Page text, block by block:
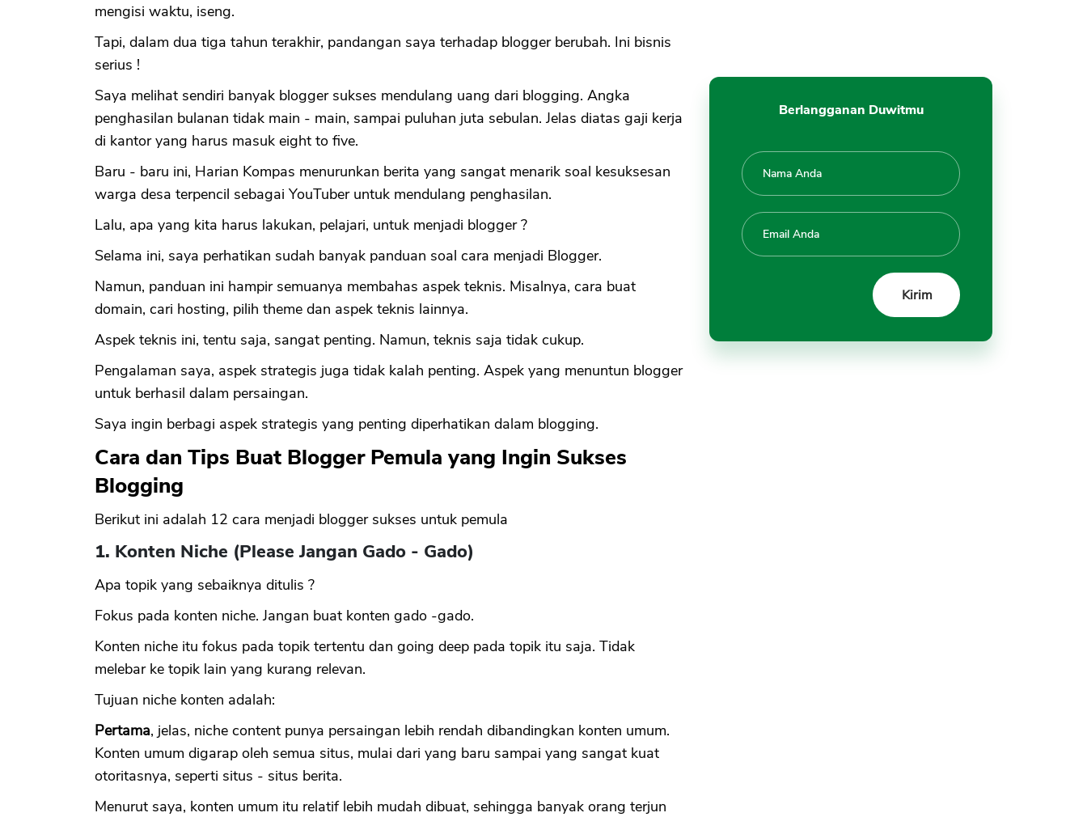
mengisi waktu, iseng.
Tapi, dalam dua tiga tahun terakhir, pandangan saya terhadap blogger berubah. Ini bisnis
serius !
Saya melihat sendiri banyak blogger sukses mendulang uang dari blogging. Angka
penghasilan bulanan tidak main - main, sampai puluhan juta sebulan. Jelas diatas gaji kerja
di kantor yang harus masuk eight to five.
Baru - baru ini, Harian Kompas menurunkan berita yang sangat menarik soal kesuksesan
warga desa terpencil sebagai YouTuber untuk mendulang penghasilan.
Lalu, apa yang kita harus lakukan, pelajari, untuk menjadi blogger ?
Selama ini, saya perhatikan sudah banyak panduan soal cara menjadi Blogger.
Namun, panduan ini hampir semuanya membahas aspek teknis. Misalnya, cara buat
domain, cari hosting, pilih theme dan aspek teknis lainnya.
Aspek teknis ini, tentu saja, sangat penting. Namun, teknis saja tidak cukup.
Pengalaman saya, aspek strategis juga tidak kalah penting. Aspek yang menuntun blogger
untuk berhasil dalam persaingan.
Saya ingin berbagi aspek strategis yang penting diperhatikan dalam blogging.
Cara dan Tips Buat Blogger Pemula yang Ingin Sukses
Blogging
Berikut ini adalah 12 cara menjadi blogger sukses untuk pemula
1. Konten Niche (Please Jangan Gado - Gado)
Apa topik yang sebaiknya ditulis ?
Fokus pada konten niche. Jangan buat konten gado -gado.
Konten niche itu fokus pada topik tertentu dan going deep pada topik itu saja. Tidak
melebar ke topik lain yang kurang relevan.
Tujuan niche konten adalah:
Pertama, jelas, niche content punya persaingan lebih rendah dibandingkan konten umum.
Konten umum digarap oleh semua situs, mulai dari yang baru sampai yang sangat kuat
otoritasnya, seperti situs - situs berita.
Menurut saya, konten umum itu relatif lebih mudah dibuat, sehingga banyak orang terjun
Berlangganan Duwitmu